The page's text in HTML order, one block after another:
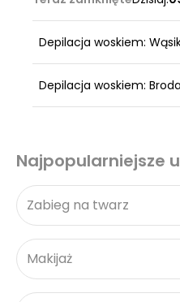
Depilacja woskiem:
Depilacja woskiem: Broda
Najpopularniejsze
Zabieg na twarz
Makijaż